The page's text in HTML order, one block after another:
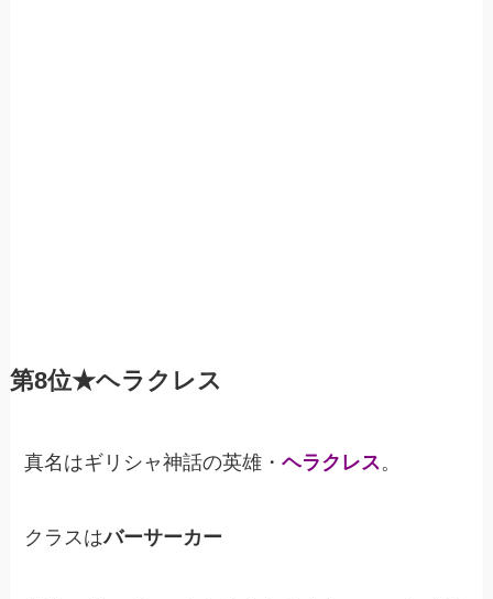
第8位★ヘラクレス
真名はギリシャ神話の英雄・ヘラクレス。
クラスはバーサーカー